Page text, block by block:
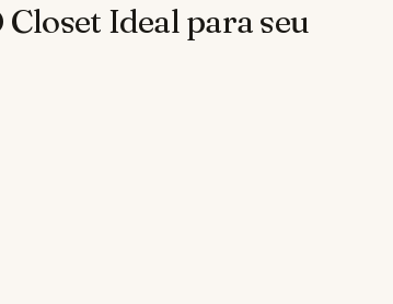
Ideal para seu